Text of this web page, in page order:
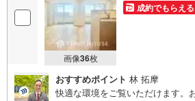
画像36枚
成約でもらえる
おすすめポイント 林 拓摩
快適な環境をご覧いただけます。